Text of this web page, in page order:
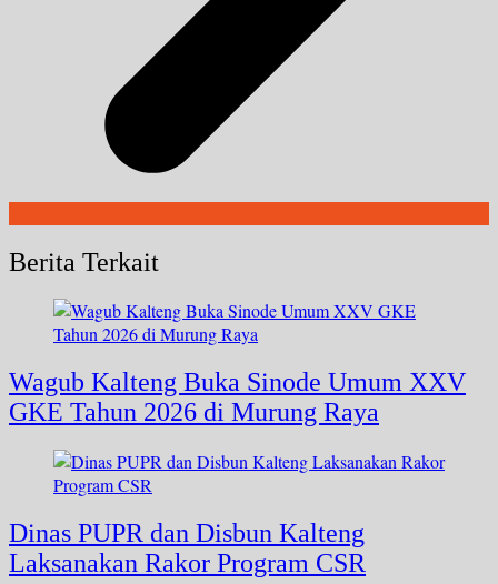
Berita Terkait
Wagub Kalteng Buka Sinode Umum XXV
GKE Tahun 2026 di Murung Raya
Dinas PUPR dan Disbun Kalteng
Laksanakan Rakor Program CSR